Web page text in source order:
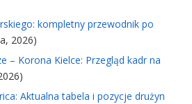
kompletny przewodnik po
2026)
– Korona Kielce: Przegląd kadr na
Aktualna tabela i pozycje drużyn